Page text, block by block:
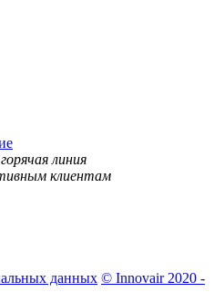
линия
клиентам
данных © Innovair 2020 -